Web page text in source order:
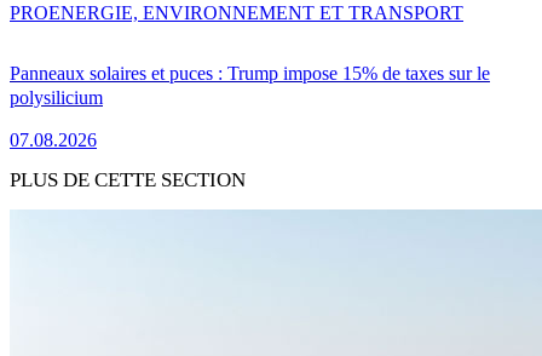
Panneaux solaires et puces : Trump impose 15% de taxes sur le
polysilicium
07.08.2026
PROENERGIE, ENVIRONNEMENT ET TRANSPORT
PLUS DE CETTE SECTION